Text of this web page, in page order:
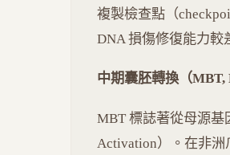
複製檢查點（
DNA 損傷修復能力較
中期囊胚轉換（MBT,
MBT 標誌著從母源基
Activation）。在非洲